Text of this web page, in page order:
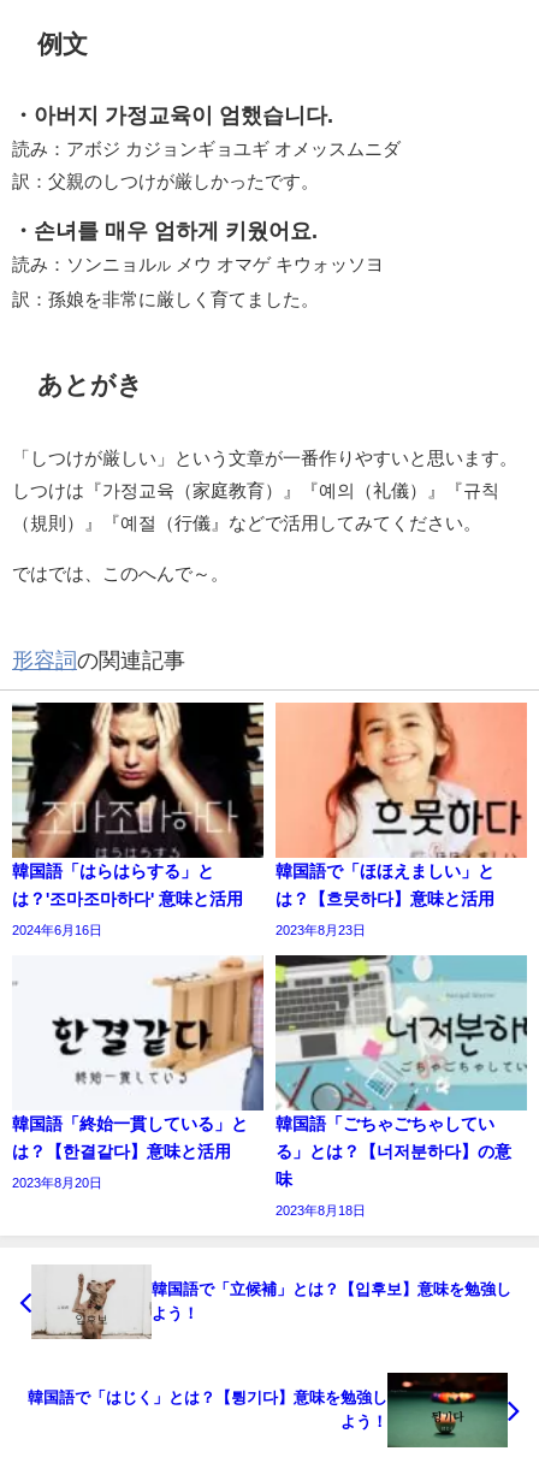
例文
・아버지 가정교육이 엄했습니다.
読み：アボジ カジョンギョユギ オメッスムニダ
訳：父親のしつけが厳しかったです。
・손녀를 매우 엄하게 키웠어요.
読み：ソンニョルル
メウ オマゲ キウォッソヨ
訳：孫娘を非常に厳しく育てました。
あとがき
「しつけが厳しい」という文章が一番作りやすいと思います。
しつけは『가정교육（家庭教育）』『예의（礼儀）』『규칙
（規則）』『예절（行儀』などで活用してみてください。
ではでは、このへんで～。
形容詞の関連記事
韓国語「はらはらする」と
は？'조마조마하다' 意味と活用
2024年6月16日
韓国語で「ほほえましい」と
は？【흐뭇하다】意味と活用
2023年8月23日
韓国語「終始一貫している」と
は？【한결같다】意味と活用
2023年8月20日
韓国語「ごちゃごちゃしてい
る」とは？【너저분하다】の意
味
2023年8月18日
韓国語で「立候補」とは？【입후보】意味を勉強し
よう！
韓国語で「はじく」とは？【튕기다】意味を勉強し
よう！